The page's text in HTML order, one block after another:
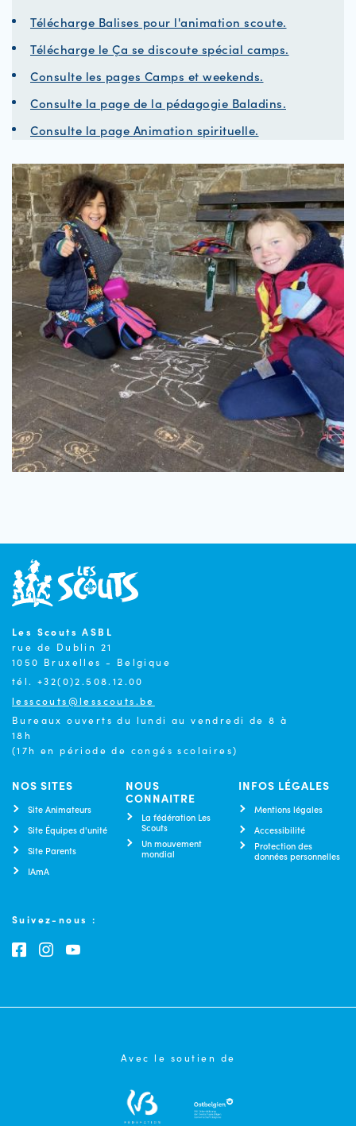
Télécharge Balises pour l'animation scoute.
Télécharge le Ça se discoute spécial camps.
Consulte les pages Camps et weekends.
Consulte la page de la pédagogie Baladins.
Consulte la page Animation spirituelle.
Les Scouts ASBL
rue de Dublin 21
1050 Bruxelles - Belgique
tél. +32(0)2.508.12.00
lesscouts@lesscouts.be
Bureaux ouverts du lundi au vendredi de 8 à
18h
(17h en période de congés scolaires)
NOS SITES
Site Animateurs
Site Équipes d'unité
Site Parents
IAmA
NOUS
CONNAITRE
La fédération Les
Scouts
Un mouvement
mondial
INFOS LÉGALES
Mentions légales
Accessibilité
Protection des
données personnelles
Suivez-nous :
Consultez notre page Facebook
Consultez notre page Instagram
Consultez notre chaîne Youtube
Avec le soutien de